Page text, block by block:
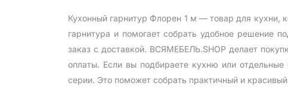
Кухонный гарнитур Флорен 1 м — товар для кухни,
гарнитура и помогает собрать удобное решение
заказ с доставкой. ВСЯМЕБЕЛЬ.SHOP делает
оплаты. Если вы подбираете кухню или
серии. Это поможет собрать практичный и